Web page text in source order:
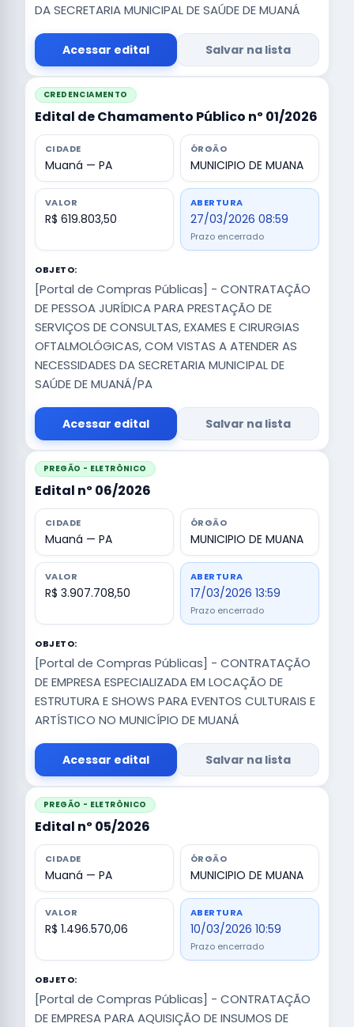
DA SECRETARIA MUNICIPAL DE SAÚDE DE MUANÁ
Acessar edital Salvar na lista
CREDENCIAMENTO
Edital de Chamamento Público nº 01/2026
CIDADE
Muaná — PA
ÓRGÃO
MUNICIPIO DE MUANA
VALOR
R$ 619.803,50
ABERTURA
27/03/2026 08:59
Prazo encerrado
OBJETO:
[Portal de Compras Públicas] - CONTRATAÇÃO
DE PESSOA JURÍDICA PARA PRESTAÇÃO DE
SERVIÇOS DE CONSULTAS, EXAMES E CIRURGIAS
OFTALMOLÓGICAS, COM VISTAS A ATENDER AS
NECESSIDADES DA SECRETARIA MUNICIPAL DE
SAÚDE DE MUANÁ/PA
Acessar edital Salvar na lista
PREGÃO - ELETRÔNICO
Edital nº 06/2026
CIDADE
Muaná — PA
ÓRGÃO
MUNICIPIO DE MUANA
VALOR
R$ 3.907.708,50
ABERTURA
17/03/2026 13:59
Prazo encerrado
OBJETO:
[Portal de Compras Públicas] - CONTRATAÇÃO
DE EMPRESA ESPECIALIZADA EM LOCAÇÃO DE
ESTRUTURA E SHOWS PARA EVENTOS CULTURAIS E
ARTÍSTICO NO MUNICÍPIO DE MUANÁ
Acessar edital Salvar na lista
PREGÃO - ELETRÔNICO
Edital nº 05/2026
CIDADE
Muaná — PA
ÓRGÃO
MUNICIPIO DE MUANA
VALOR
R$ 1.496.570,06
ABERTURA
10/03/2026 10:59
Prazo encerrado
OBJETO:
[Portal de Compras Públicas] - CONTRATAÇÃO
DE EMPRESA PARA AQUISIÇÃO DE INSUMOS DE